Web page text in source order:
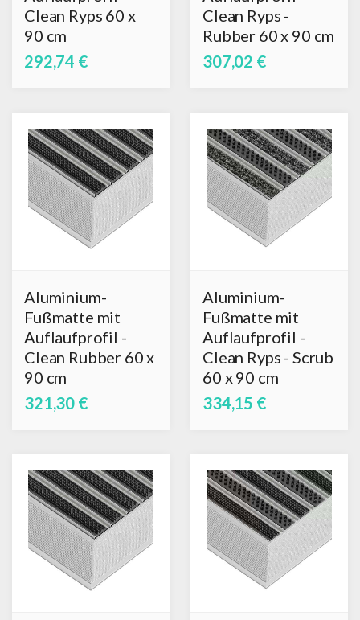
Clean Ryps 60 x
90 cm
292,74 €
Clean Ryps -
Rubber 60 x 90 cm
307,02 €
Aluminium-
Fußmatte mit
Auflaufprofil -
Clean Rubber 60 x
90 cm
321,30 €
Aluminium-
Fußmatte mit
Auflaufprofil -
Clean Ryps - Scrub
60 x 90 cm
334,15 €